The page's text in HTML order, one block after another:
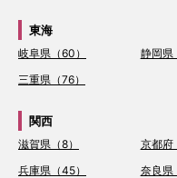
東海
岐阜県（60） 静岡県
三重県（76）
関西
滋賀県（8） 京都府
兵庫県（45）
奈良県